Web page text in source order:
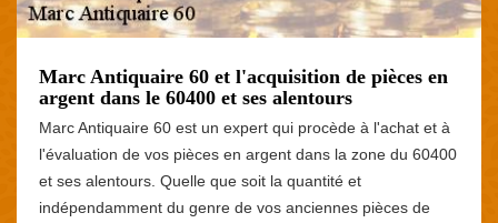
Marc Antiquaire 60 et l'acquisition de pièces en
argent dans le 60400 et ses alentours
Marc Antiquaire 60 est un expert qui procède à l'achat et à
l'évaluation de vos pièces en argent dans la zone du 60400
et ses alentours. Quelle que soit la quantité et
indépendamment du genre de vos anciennes pièces de